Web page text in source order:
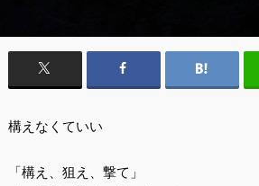
構えなくていい
「構え、狙え、撃て」